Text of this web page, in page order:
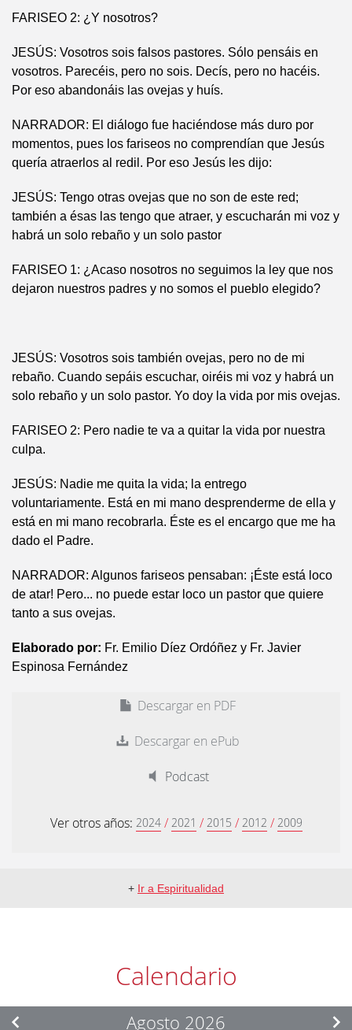
FARISEO 2: ¿Y nosotros?
JESÚS: Vosotros sois falsos pastores. Sólo pensáis en
vosotros. Parecéis, pero no sois. Decís, pero no hacéis.
Por eso abandonáis las ovejas y huís.
NARRADOR: El diálogo fue haciéndose más duro por
momentos, pues los fariseos no comprendían que Jesús
quería atraerlos al redil. Por eso Jesús les dijo:
JESÚS: Tengo otras ovejas que no son de este red;
también a ésas las tengo que atraer, y escucharán mi voz y
habrá un solo rebaño y un solo pastor
FARISEO 1: ¿Acaso nosotros no seguimos la ley que nos
dejaron nuestros padres y no somos el pueblo elegido?
JESÚS: Vosotros sois también ovejas, pero no de mi
rebaño. Cuando sepáis escuchar, oiréis mi voz y habrá un
solo rebaño y un solo pastor. Yo doy la vida por mis ovejas.
FARISEO 2: Pero nadie te va a quitar la vida por nuestra
culpa.
JESÚS: Nadie me quita la vida; la entrego
voluntariamente. Está en mi mano desprenderme de ella y
está en mi mano recobrarla. Éste es el encargo que me ha
dado el Padre.
NARRADOR: Algunos fariseos pensaban: ¡Éste está loco
de atar! Pero... no puede estar loco un pastor que quiere
tanto a sus ovejas.
Elaborado por: Fr. Emilio Díez Ordóñez y Fr. Javier
Espinosa Fernández
Descargar en PDF
Descargar en ePub
Podcast
Ver otros años: 2024 / 2021 / 2015 / 2012 / 2009
+ Ir a Espiritualidad
Calendario
Agosto 2026